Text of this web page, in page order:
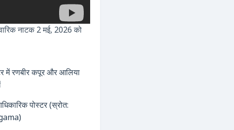
नाटक 2 मई, 2026को
पोस्टर (स्रोत: